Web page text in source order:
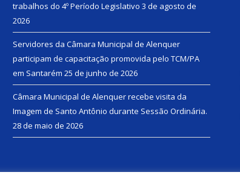
trabalhos do 4º Período Legislativo 3 de agosto de
2026
Servidores da Câmara Municipal de Alenquer
participam de capacitação promovida pelo TCM/PA
em Santarém 25 de junho de 2026
Câmara Municipal de Alenquer recebe visita da
Imagem de Santo Antônio durante Sessão Ordinária.
28 de maio de 2026